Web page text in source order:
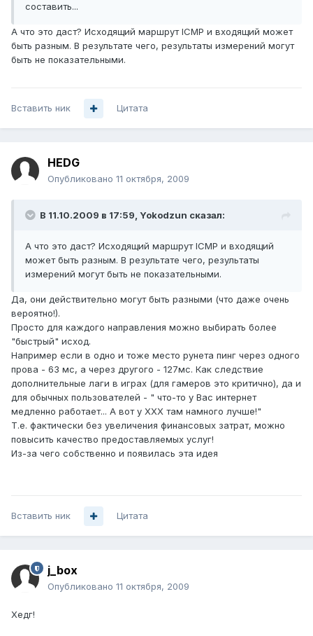
составить...
А что это даст? Исходящий маршрут ICMP и входящий может
быть разным. В результате чего, результаты измерений могут
быть не показательными.
Вставить ник Цитата
HEDG
Опубликовано 11 октября, 2009
В 11.10.2009 в 17:59, Yokodzun сказал:
А что это даст? Исходящий маршрут ICMP и входящий
может быть разным. В результате чего, результаты
измерений могут быть не показательными.
Да, они действительно могут быть разными (что даже очень
вероятно!).
Просто для каждого направления можно выбирать более
"быстрый" исход.
Например если в одно и тоже место рунета пинг через одного
прова - 63 мс, а через другого - 127мс. Как следствие
дополнительные лаги в играх (для гамеров это критично), да и
для обычных пользователей - " что-то у Вас интернет
медленно работает... А вот у ХХХ там намного лучше!"
Т.е. фактически без увеличения финансовых затрат, можно
повысить качество предоставляемых услуг!
Из-за чего собственно и появилась эта идея
Вставить ник Цитата
j_box
Опубликовано 11 октября, 2009
Хедг!